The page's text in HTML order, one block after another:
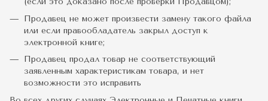
Продавец не может произвести замену такого файла
или если правообладатель закрыл доступ к
электронной книге;
Продавец продал товар не соответствующий
заявленным характеристикам товара, и нет
возможности это исправить